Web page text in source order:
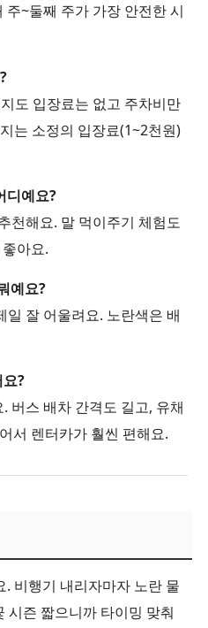
~둘째 주가 가장 안전한 시
도 입장료는 없고 주차비만
는 소정의 입장료(1~2천원)
디예요?
천해요. 말 먹이주기 체험도
아요.
예요?
일 잘 어울려요. 노란색은 배
?
버스 배차 간격도 길고, 유채
서 렌터카가 훨씬 편해요.
비행기 내리자마자 노란 물
시즌 짧으니까 타이밍 맞춰